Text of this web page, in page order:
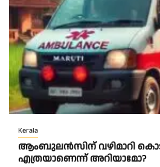
Kerala
ആംബുലന്‍സിന് വഴിമാറി
എത്രയാണെന്ന് അറിയാമോ?